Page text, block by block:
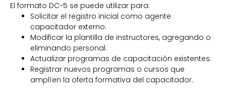
El formato DC-5 se puede utilizar para:
Solicitar el registro inicial como agente
capacitador externo.
Modificar la plantilla de instructores, agregando o
eliminando personal.
Actualizar programas de capacitación existentes.
Registrar nuevos programas o cursos que
amplíen la oferta formativa del capacitador.